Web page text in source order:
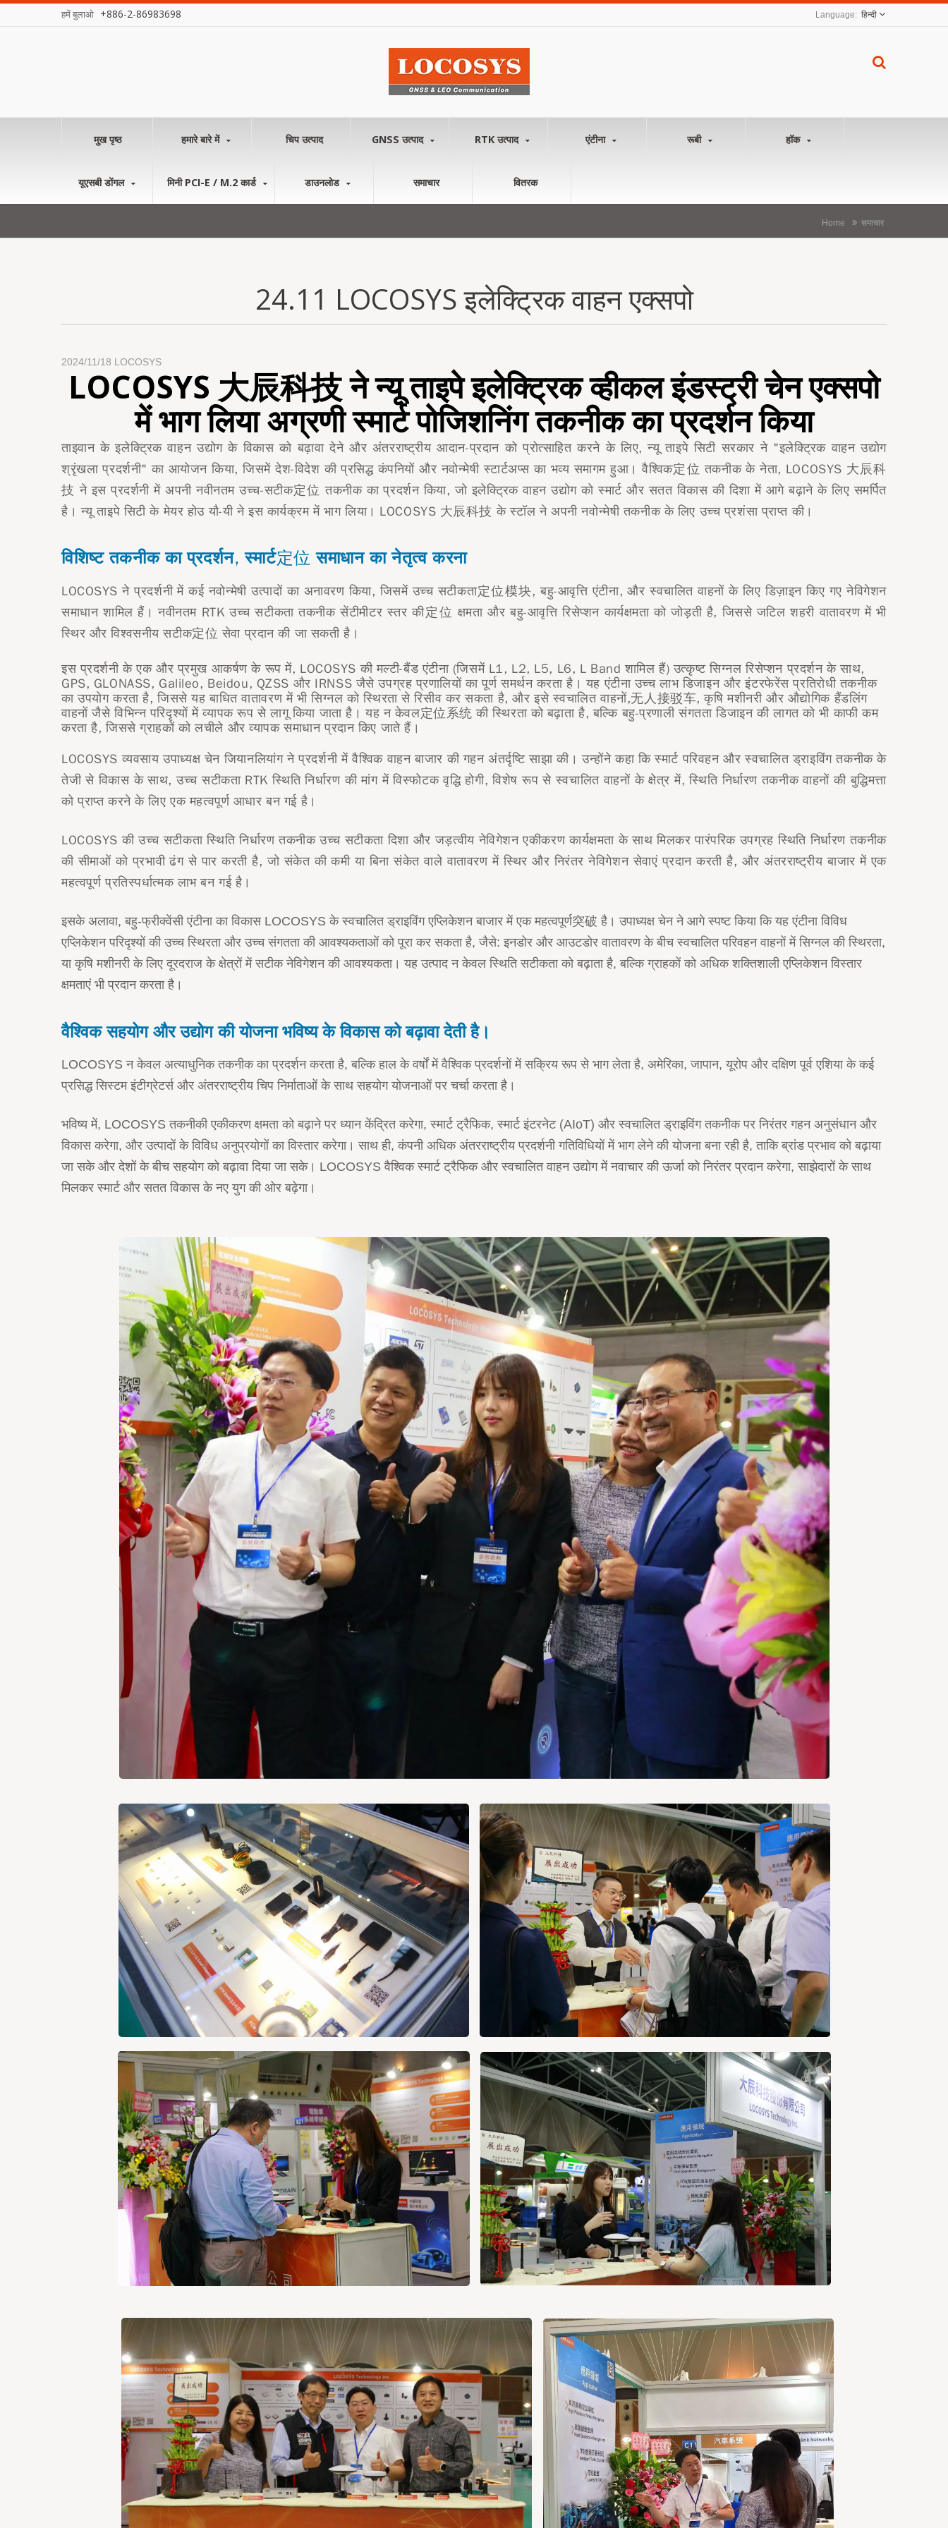
हमें बुलाओ +886-2-86983698 हिन्दी
मुख पृष्ठ हमारे बारे में चिप उत्पाद GNSS उत्पाद RTK उत्पाद एंटीना रूबी हॉक
यूएसबी डोंगल मिनी PCI-E / M.2 कार्ड डाउनलोड समाचार वितरक
Home समाचार
24.11 LOCOSYS इलेक्ट्रिक वाहन एक्सपो
2024/11/18 LOCOSYS
LOCOSYS 大辰科技 ने न्यू ताइपे इलेक्ट्रिक व्हीकल इंडस्ट्री चेन एक्सपो
में भाग लिया अग्रणी स्मार्ट पोजिशनिंग तकनीक का प्रदर्शन किया
ताइवान के इलेक्ट्रिक वाहन उद्योग के विकास को बढ़ावा देने और अंतरराष्ट्रीय आदान-प्रदान को प्रोत्साहित करने के लिए, न्यू ताइपे सिटी सरकार ने "इलेक्ट्रिक वाहन उद्योग
श्रृंखला प्रदर्शनी" का आयोजन किया, जिसमें देश-विदेश की प्रसिद्ध कंपनियों और नवोन्मेषी स्टार्टअप्स का भव्य समागम हुआ। वैश्विक定位 तकनीक के नेता, LOCOSYS 大辰科
技 ने इस प्रदर्शनी में अपनी नवीनतम उच्च-सटीक定位 तकनीक का प्रदर्शन किया, जो इलेक्ट्रिक वाहन उद्योग को स्मार्ट और सतत विकास की दिशा में आगे बढ़ाने के लिए समर्पित
है। न्यू ताइपे सिटी के मेयर होउ यौ-यी ने इस कार्यक्रम में भाग लिया। LOCOSYS 大辰科技 के स्टॉल ने अपनी नवोन्मेषी तकनीक के लिए उच्च प्रशंसा प्राप्त की।
विशिष्ट तकनीक का प्रदर्शन, स्मार्ट定位 समाधान का नेतृत्व करना
LOCOSYS ने प्रदर्शनी में कई नवोन्मेषी उत्पादों का अनावरण किया, जिसमें उच्च सटीकता定位模块, बहु-आवृत्ति एंटीना, और स्वचालित वाहनों के लिए डिज़ाइन किए गए नेविगेशन
समाधान शामिल हैं। नवीनतम RTK उच्च सटीकता तकनीक सेंटीमीटर स्तर की定位 क्षमता और बहु-आवृत्ति रिसेप्शन कार्यक्षमता को जोड़ती है, जिससे जटिल शहरी वातावरण में भी
स्थिर और विश्वसनीय सटीक定位 सेवा प्रदान की जा सकती है।
इस प्रदर्शनी के एक और प्रमुख आकर्षण के रूप में, LOCOSYS की मल्टी-बैंड एंटीना (जिसमें L1, L2, L5, L6, L Band शामिल हैं) उत्कृष्ट सिग्नल रिसेप्शन प्रदर्शन के साथ,
GPS, GLONASS, Galileo, Beidou, QZSS और IRNSS जैसे उपग्रह प्रणालियों का पूर्ण समर्थन करता है। यह एंटीना उच्च लाभ डिजाइन और इंटरफेरेंस प्रतिरोधी तकनीक
का उपयोग करता है, जिससे यह बाधित वातावरण में भी सिग्नल को स्थिरता से रिसीव कर सकता है, और इसे स्वचालित वाहनों,无人接驳车, कृषि मशीनरी और औद्योगिक हैंडलिंग
वाहनों जैसे विभिन्न परिदृश्यों में व्यापक रूप से लागू किया जाता है। यह न केवल定位系统 की स्थिरता को बढ़ाता है, बल्कि बहु-प्रणाली संगतता डिजाइन की लागत को भी काफी कम
करता है, जिससे ग्राहकों को लचीले और व्यापक समाधान प्रदान किए जाते हैं।
LOCOSYS व्यवसाय उपाध्यक्ष चेन जियानलियांग ने प्रदर्शनी में वैश्विक वाहन बाजार की गहन अंतर्दृष्टि साझा की। उन्होंने कहा कि स्मार्ट परिवहन और स्वचालित ड्राइविंग तकनीक के
तेजी से विकास के साथ, उच्च सटीकता RTK स्थिति निर्धारण की मांग में विस्फोटक वृद्धि होगी, विशेष रूप से स्वचालित वाहनों के क्षेत्र में, स्थिति निर्धारण तकनीक वाहनों की बुद्धिमत्ता
को प्राप्त करने के लिए एक महत्वपूर्ण आधार बन गई है।
LOCOSYS की उच्च सटीकता स्थिति निर्धारण तकनीक उच्च सटीकता दिशा और जड़त्वीय नेविगेशन एकीकरण कार्यक्षमता के साथ मिलकर पारंपरिक उपग्रह स्थिति निर्धारण तकनीक
की सीमाओं को प्रभावी ढंग से पार करती है, जो संकेत की कमी या बिना संकेत वाले वातावरण में स्थिर और निरंतर नेविगेशन सेवाएं प्रदान करती है, और अंतरराष्ट्रीय बाजार में एक
महत्वपूर्ण प्रतिस्पर्धात्मक लाभ बन गई है।
इसके अलावा, बहु-फ्रीक्वेंसी एंटीना का विकास LOCOSYS के स्वचालित ड्राइविंग एप्लिकेशन बाजार में एक महत्वपूर्ण突破 है। उपाध्यक्ष चेन ने आगे स्पष्ट किया कि यह एंटीना विविध
एप्लिकेशन परिदृश्यों की उच्च स्थिरता और उच्च संगतता की आवश्यकताओं को पूरा कर सकता है, जैसे: इनडोर और आउटडोर वातावरण के बीच स्वचालित परिवहन वाहनों में सिग्नल की स्थिरता,
या कृषि मशीनरी के लिए दूरदराज के क्षेत्रों में सटीक नेविगेशन की आवश्यकता। यह उत्पाद न केवल स्थिति सटीकता को बढ़ाता है, बल्कि ग्राहकों को अधिक शक्तिशाली एप्लिकेशन विस्तार
क्षमताएं भी प्रदान करता है।
वैश्विक सहयोग और उद्योग की योजना भविष्य के विकास को बढ़ावा देती है।
LOCOSYS न केवल अत्याधुनिक तकनीक का प्रदर्शन करता है, बल्कि हाल के वर्षों में वैश्विक प्रदर्शनों में सक्रिय रूप से भाग लेता है, अमेरिका, जापान, यूरोप और दक्षिण पूर्व एशिया के कई
प्रसिद्ध सिस्टम इंटीग्रेटर्स और अंतरराष्ट्रीय चिप निर्माताओं के साथ सहयोग योजनाओं पर चर्चा करता है।
भविष्य में, LOCOSYS तकनीकी एकीकरण क्षमता को बढ़ाने पर ध्यान केंद्रित करेगा, स्मार्ट ट्रैफिक, स्मार्ट इंटरनेट (AIoT) और स्वचालित ड्राइविंग तकनीक पर निरंतर गहन अनुसंधान और
विकास करेगा, और उत्पादों के विविध अनुप्रयोगों का विस्तार करेगा। साथ ही, कंपनी अधिक अंतरराष्ट्रीय प्रदर्शनी गतिविधियों में भाग लेने की योजना बना रही है, ताकि ब्रांड प्रभाव को बढ़ाया
जा सके और देशों के बीच सहयोग को बढ़ावा दिया जा सके। LOCOSYS वैश्विक स्मार्ट ट्रैफिक और स्वचालित वाहन उद्योग में नवाचार की ऊर्जा को निरंतर प्रदान करेगा, साझेदारों के साथ
मिलकर स्मार्ट और सतत विकास के नए युग की ओर बढ़ेगा।